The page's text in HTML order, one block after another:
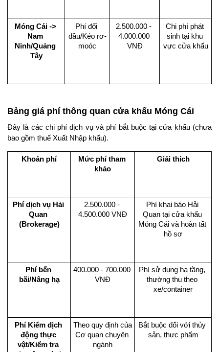
Móng Cái ->
Nam
Ninh/Quảng
Tây
Phí đổi
đầu/Kéo rơ-
moóc
2.500.000 -
4.000.000
VNĐ
Chi phí phát
sinh tại khu
vực cửa khẩu
Bảng giá phí thông quan cửa khẩu Móng Cái
Đây là các chi phí dịch vụ và phí bắt buộc tại cửa khẩu (chưa
bao gồm thuế Xuất Nhập khẩu).
Khoản phí
Mức phí tham
khảo
Giải thích
Phí dịch vụ Hải
Quan
(Brokerage)
2.500.000 -
4.500.000 VNĐ
Phí khai báo Hải
Quan tại cửa khẩu
Móng Cái và hoàn tất
hồ sơ
Phí bến
bãi/Nâng hạ
400.000 - 700.000
VNĐ
Phí sử dụng hạ tầng,
thường thu theo
xe/container
Phí Kiểm dịch
động thực
vật/Kiểm tra
Theo quy định của
Cơ quan chuyên
ngành
Bắt buộc đối với thủy
sản, thực phẩm